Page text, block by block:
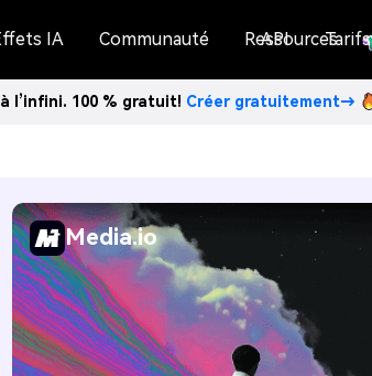
IA Communauté Ressources
API Tarifs
l’infini. 100 % gratuit! Créer gratuitement→
Media.io